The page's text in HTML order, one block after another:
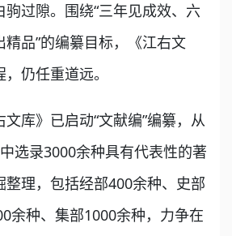
过隙。围绕“三年见成效、六
品”的编纂目标，《江右文
仍任重道远。
库》已启动“文献编”编纂，从
选录3000余种具有代表性的著
整理，包括经部400余种、史部
余种、集部1000余种，力争在